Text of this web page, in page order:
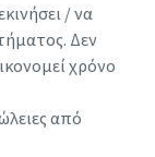
/ να
Δεν
χρόνο
από